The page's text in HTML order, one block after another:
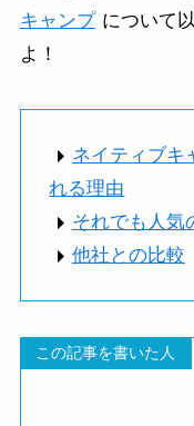
キャンプ について
よ！
ネイティブキ
れる理由
それでも人気
他社との比較
この記事を書いた人